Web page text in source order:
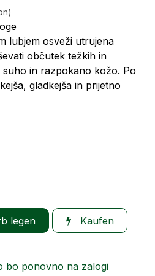
lubjem osveži utrujena
občutek težkih in
in razpokano kožo. Po
gladkejša in prijetno
legen Kaufen
bo ponovno na zalogi